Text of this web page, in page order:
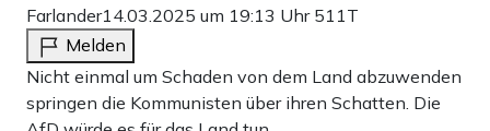
Farlander14.03.2025 um 19:13 Uhr 511T
Melden
Nicht einmal um Schaden von dem Land abzuwenden
springen die Kommunisten über ihren Schatten. Die